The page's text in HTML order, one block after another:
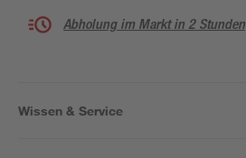
Abholung im Markt in 2 Stunden
Wissen & Service